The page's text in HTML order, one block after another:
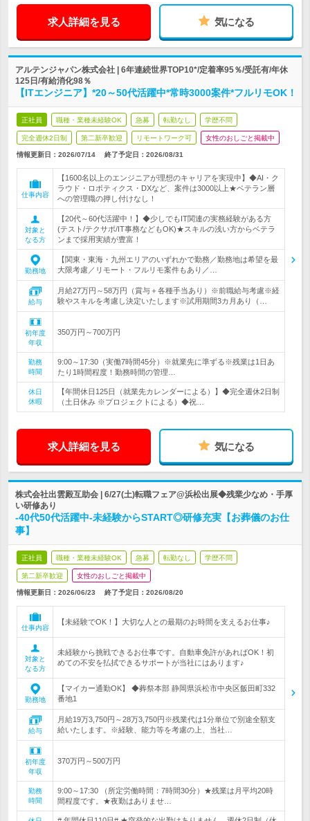
求人詳細を見る 気になる
アルテンジャパン株式会社 | 6年連続世界TOP10*/定着率95％/受託有/年休
125日/有給消化98％
【ITエンジニア】*20～50代活躍中*常時3000案件*フルリモOK！
正社員 職種・業種未経験OK 急募 転勤なし 学歴不問
完全週休2日制 第二新卒歓迎 リモートワーク可 女性のおしごと掲載中
情報更新日：2026/07/14 終了予定日： 2026/08/31
仕事内容
【1600名以上のエンジニアが理想のキャリアを実現中】◆AI・ク
ラウド・ロボティクス・DXなど、案件は3000以上★ベテラン層
への管理職の押し付けなし！
対象と
なる方
【20代～60代活躍中！】◆少しでもIT関連の実務経験がある方
(テスト/テクサポ/IT事務などもOK)★スキルの浅い方からベテラ
ンまで採用実績が豊富！
勤務地
【関東・東海・九州エリアのいずれかで勤務／勤務地は希望を最
大限考慮／リモート・フルリモ案件もあり／…
給与
月給27万円～58万円（賞与＋各種手当あり）※前職給与考慮※経
験やスキルを考慮し決定いたします※試用期間3カ月あり（…
初年度
年収
350万円～700万円
勤務
時間
9:00～17:30（実働7時間45分）※就業先に準ずる※残業は1日あ
たり1時間程度！勤務時間の管理…
休日
休暇
【年間休日125日（就業先カレンダーによる）】◆完全週休2日制
（土日休み ※プロジェクトによる）◆祝…
求人詳細を見る 気になる
株式会社出雲殿互助会 | 6/27(土)転職フェア@浜松出展◆残業少なめ・手厚
い研修あり
-40代50代活躍中-未経験からSTART◎研修充実【お葬儀のお仕
事】
正社員 職種・業種未経験OK 急募 転勤なし 学歴不問
第二新卒歓迎 女性のおしごと掲載中
情報更新日：2026/06/23 終了予定日： 2026/08/20
仕事内容
【未経験でOK！】大切な人との最期のお時間を支えるお仕事♪
対象と
なる方
未経験から挑戦できるお仕事です。自動車免許があればOK！初
めての不安を払拭できるサポートが当社にはあります♪
勤務地
【マイカー通勤OK】 ◆葬祭本部 静岡県浜松市中央区飯田町332
番地1
給与
月給19万3,750円～28万3,750円※残業代は1分単位で別途全額支
給いたします。※経験、能力等を考慮の上、当社…
初年度
年収
370万円～500万円
勤務
時間
9:00～17:30 （所定労働時間：7時間30分）★残業は月平均20時
間程度です。★夜勤はありませ…